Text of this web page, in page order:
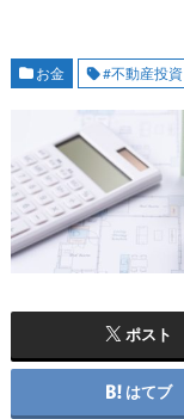
お金 #不動産投資
ポスト
はてブ